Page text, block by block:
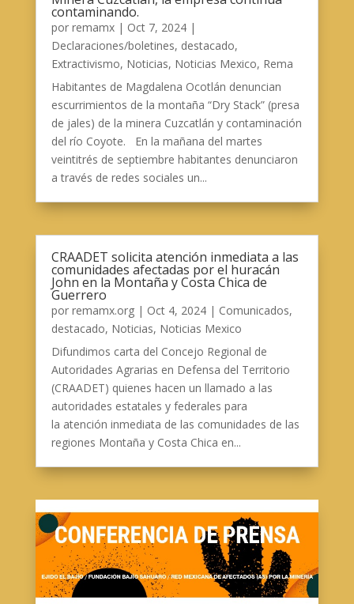
contaminando.
por remamx| Oct 7, 2024|
Declaraciones/boletines, destacado,
Extractivismo, Noticias, Noticias Mexico, Rema
Habitantes de Magdalena Ocotlán denuncian
escurrimientos de la montaña “Dry Stack” (presa
de jales) de la minera Cuzcatlán y contaminación
del río Coyote. En la mañana del martes
veintitrés de septiembre habitantes denunciaron
a través de redes sociales un...
CRAADET solicita atención inmediata a las
comunidades afectadas por el huracán
John en la Montaña y Costa Chica de
Guerrero
por remamx.org| Oct 4, 2024| Comunicados,
destacado, Noticias, Noticias Mexico
Difundimos carta del Concejo Regional de
Autoridades Agrarias en Defensa del Territorio
(CRAADET) quienes hacen un llamado a las
autoridades estatales y federales para
la atención inmediata de las comunidades de las
regiones Montaña y Costa Chica en...